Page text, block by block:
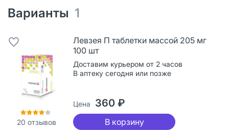
Варианты 1
20 отзывов
Левзея П таблетки массой 205 мг
100 шт
Доставим курьером от 2 часов
В аптеку сегодня или позже
Цена 360 ₽
В корзину